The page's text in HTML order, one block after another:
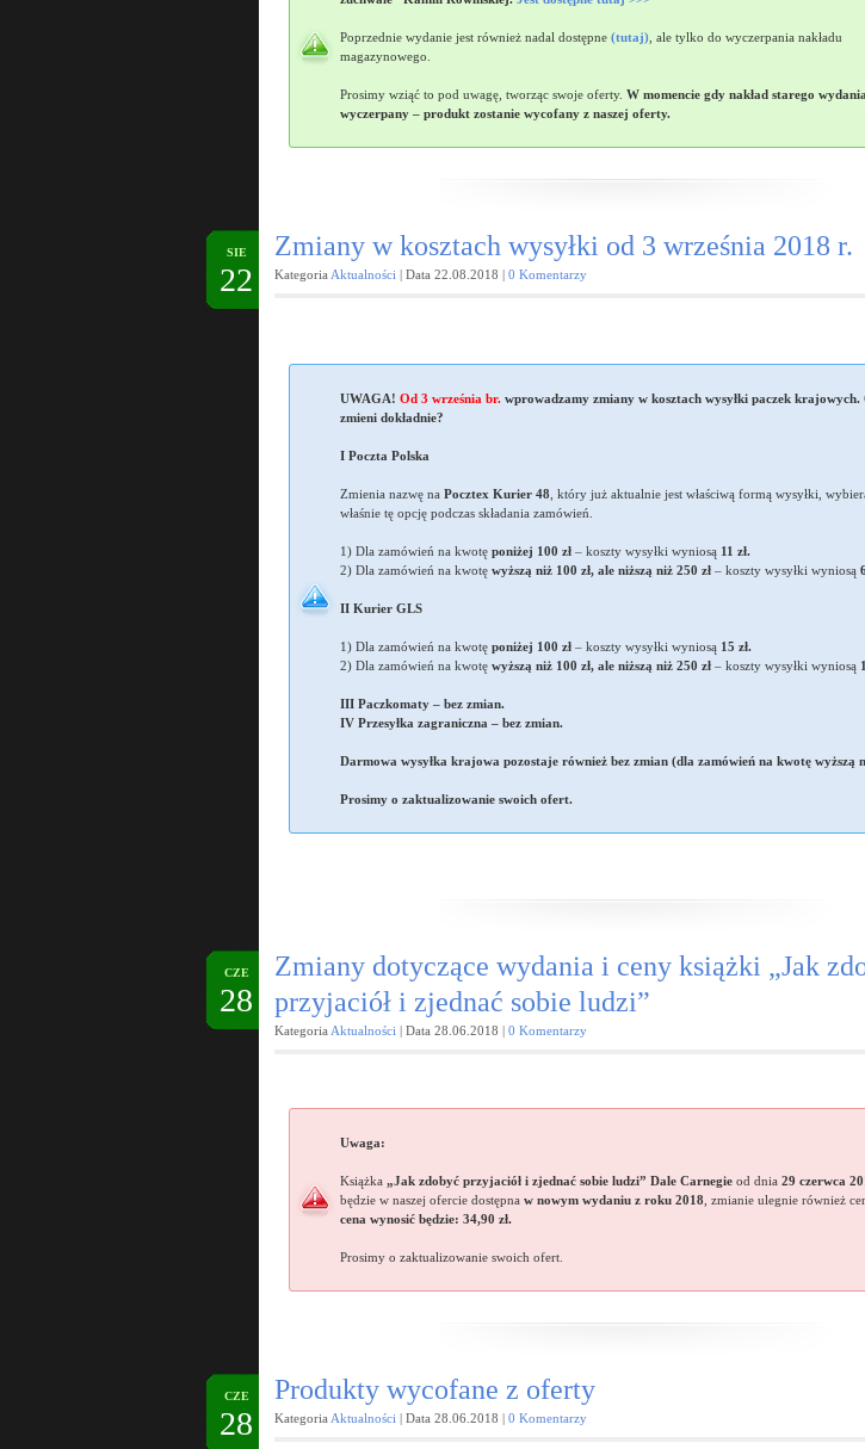
Poprzednie wydanie jest również nadal dostępne (tutaj) , ale tylko do wyczerpania nakładu
magazynowego.
Prosimy wziąć to pod uwagę, tworząc swoje oferty. W momencie gdy nakład starego
wyczerpany – produkt zostanie wycofany z naszej oferty.
SIE
22
Zmiany w kosztach wysyłki od 3 września 2018 r.
Kategoria Aktualności | Data 22.08.2018 | 0 Komentarzy
UWAGA! Od 3 września br. wprowadzamy zmiany w kosztach wysyłki paczek krajowych.
zmieni dokładnie?
I Poczta Polska
Zmienia nazwę na Pocztex Kurier 48 , który już aktualnie jest właściwą formą wysyłki,
właśnie tę opcję podczas składania zamówień.
1) Dla zamówień na kwotę poniżej 100 zł – koszty wysyłki wyniosą 11 zł.
2) Dla zamówień na kwotę wyższą niż 100 zł, ale niższą niż 250 zł – koszty wysyłki wyniosą
II Kurier GLS
1) Dla zamówień na kwotę poniżej 100 zł – koszty wysyłki wyniosą 15 zł.
2) Dla zamówień na kwotę wyższą niż 100 zł, ale niższą niż 250 zł – koszty wysyłki wyniosą
III Paczkomaty – bez zmian.
IV Przesyłka zagraniczna – bez zmian.
Darmowa wysyłka krajowa pozostaje również bez zmian (dla zamówień na kwotę wyższą
Prosimy o zaktualizowanie swoich ofert.
CZE
28
Zmiany dotyczące wydania i ceny książki „Jak
przyjaciół i zjednać sobie ludzi”
Kategoria Aktualności | Data 28.06.2018 | 0 Komentarzy
Uwaga:
Książka „Jak zdobyć przyjaciół i zjednać sobie ludzi” Dale Carnegie od dnia 29 czerwca
będzie w naszej ofercie dostępna w nowym wydaniu z roku 2018 , zmianie ulegnie również
cena wynosić będzie: 34,90 zł.
Prosimy o zaktualizowanie swoich ofert.
CZE
28
Produkty wycofane z oferty
Kategoria Aktualności | Data 28.06.2018 | 0 Komentarzy